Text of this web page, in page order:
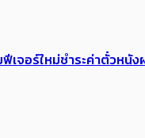
จอร์ใหม่ชำระค่าตั๋วห